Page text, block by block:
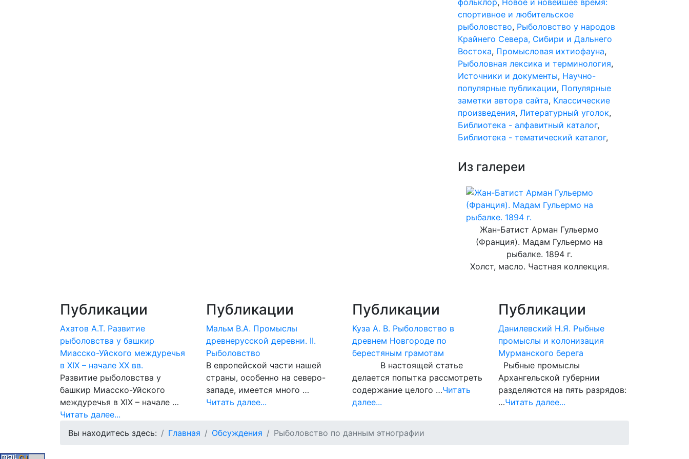
фольклор, Новое и новейшее время:
спортивное и любительское
рыболовство, Рыболовство у народов
Крайнего Севера, Сибири и Дальнего
Востока, Промысловая ихтиофауна,
Рыболовная лексика и терминология,
Источники и документы, Научно-
популярные публикации, Популярные
заметки автора сайта, Классические
произведения, Литературный уголок,
Библиотека - алфавитный каталог,
Библиотека - тематический каталог,
Из галереи
Жан-Батист Арман Гульермо
(Франция). Мадам Гульермо на
рыбалке. 1894 г.
Холст, масло. Частная коллекция.
Публикации
Ахатов А.Т. Развитие
рыболовства у башкир
Миасско-Уйского междуречья
в XIX – начале XX вв.
Развитие рыболовства у
башкир Миасско-Уйского
междуречья в XIX – начале …
Читать далее...
Публикации
Мальм В.А. Промыслы
древнерусской деревни. II.
Рыболовство
В европейской части нашей
страны, особенно на северо-
западе, имеется много …
Читать далее...
Публикации
Куза А. В. Рыболовство в
древнем Новгороде по
берестяным грамотам
В настоящей статье
делается попытка рассмотреть
содержание целого …Читать
далее...
Публикации
Данилевский Н.Я. Рыбные
промыслы и колонизация
Мурманского берега
Рыбные промыслы
Архангельской губернии
разделяются на пять разрядов:
…Читать далее...
Вы находитесь здесь: Главная Обсуждения Рыболовство по данным этнографии